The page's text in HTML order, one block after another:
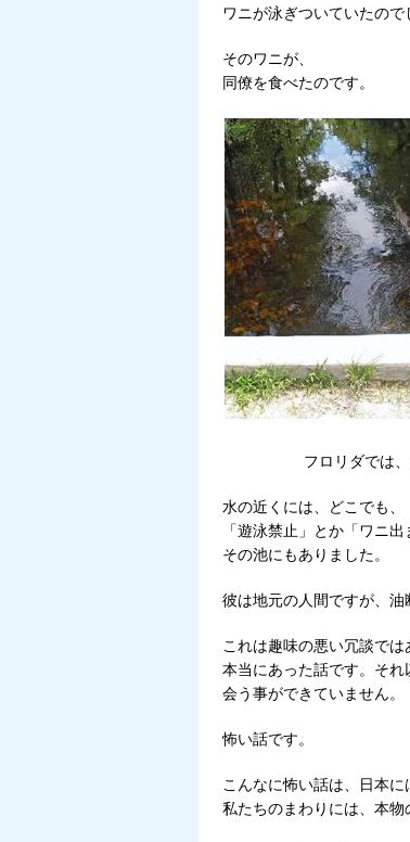
ワニが泳ぎついていたので
そのワニが、
同僚を食べたのです。
フロリダでは
水の近くには、どこでも、
「遊泳禁止」とか「ワニ
その池にもありました。
彼は地元の人間ですが、油
これは趣味の悪い冗談では
本当にあった話です。それ
会う事ができていません。
怖い話です。
こんなに怖い話は、日本に
私たちのまわりには、本物